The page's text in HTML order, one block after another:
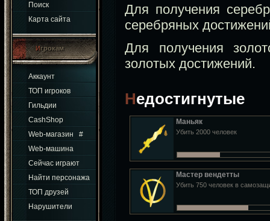
Поиск
Карта сайта
Игрокам
Аккаунт
ТОП игроков
Гильдии
CashShop
Web-магазин
#
Web-машина
Сейчас играют
Найти персонажа
ТОП друзей
Нарушители
Для получения
серебряных
Для получения
золотых достижений.
Недостигнутые
Маньяк
Убить 2000 человек
Мастер вендетты
Убить 750 человек в